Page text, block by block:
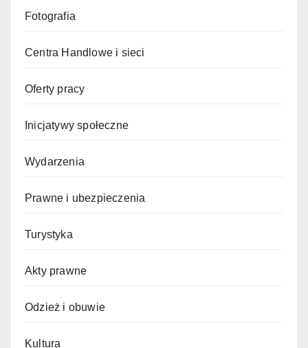
Fotografia
Centra Handlowe i sieci
Oferty pracy
Inicjatywy społeczne
Wydarzenia
Prawne i ubezpieczenia
Turystyka
Akty prawne
Odzież i obuwie
Kultura